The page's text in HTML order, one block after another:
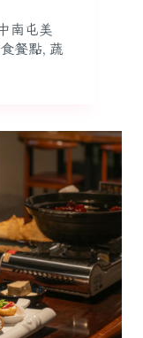
南屯美
餐點, 蔬